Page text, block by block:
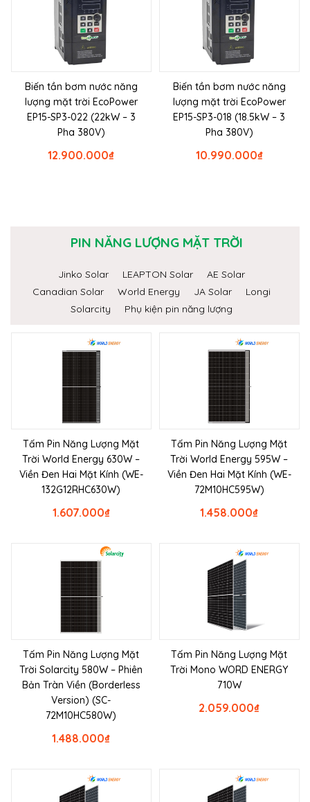
Biến tần bơm nước năng
lượng mặt trời EcoPower
EP15-SP3-022 (22kW – 3
Pha 380V)
₫
12.900.000
Biến tần bơm nước năng
lượng mặt trời EcoPower
EP15-SP3-018 (18.5kW – 3
Pha 380V)
₫
10.990.000
PIN NĂNG LƯỢNG MẶT TRỜI
Jinko Solar LEAPTON Solar
AE Solar
Canadian Solar
World Energy JA Solar
Longi
Solarcity
Phụ kiện pin năng lượng
Tấm Pin Năng Lượng Mặt
Trời World Energy 630W –
Viền Đen Hai Mặt Kính (WE-
132G12RHC630W)
₫
1.607.000
Tấm Pin Năng Lượng Mặt
Trời World Energy 595W –
Viền Đen Hai Mặt Kính (WE-
72M10HC595W)
₫
1.458.000
Tấm Pin Năng Lượng Mặt
Trời Solarcity 580W – Phiên
Bản Tràn Viền (Borderless
Version) (SC-
72M10HC580W)
₫
1.488.000
Tấm Pin Năng Lượng Mặt
Trời Mono WORD ENERGY
710W
₫
2.059.000